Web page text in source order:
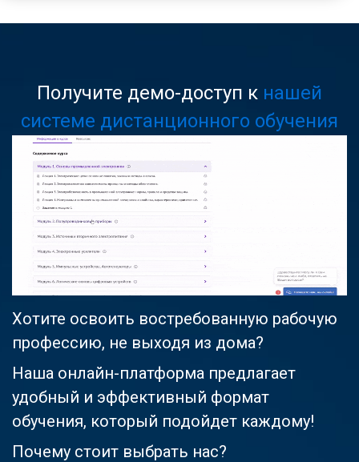
Получите демо-доступ к нашей
системе дистанционного обучения
Хотите освоить востребованную рабочую
профессию, не выходя из дома?
Наша онлайн-платформа предлагает
удобный и эффективный формат
обучения, который подойдет каждому!
Почему стоит выбрать нас?